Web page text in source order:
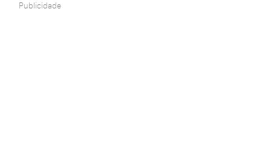
Publicidade